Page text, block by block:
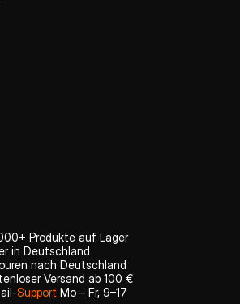
Produkte auf Lager
in Deutschland
nach Deutschland
Versand ab 100 €
Support Mo – Fr, 9–17